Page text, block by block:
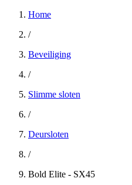
Home
/
Beveiliging
/
Slimme sloten
/
Deursloten
/
Bold Elite - SX45